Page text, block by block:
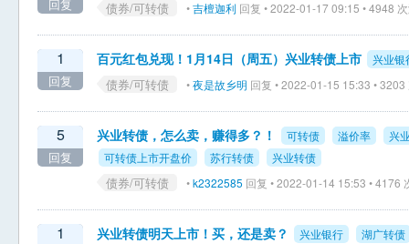
回复 债券/可转债 •吉檀迦利 回复 • 2022-01-17 09:15 • 4948
1
回复
百元红包兑现！1月14日（周五）兴业转债上市 兴业银
债券/可转债 •夜是故乡明 回复 • 2022-01-15 15:33 • 3203
5
回复
兴业转债，怎么卖，赚得多？！ 可转债 溢价率
兴
可转债上市开盘价
苏行转债 兴业转债
债券/可转债 •k2322585 回复 • 2022-01-14 15:53 • 4176
1 兴业转债明天上市！买，还是卖？ 兴业银行 湖广转债